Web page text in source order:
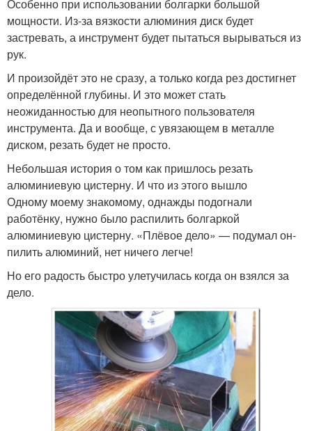
Особенно при использовании болгарки большой
мощности. Из-за вязкости алюминия диск будет
застревать, а инструмент будет пытаться вырываться из
рук.
И произойдёт это не сразу, а только когда рез достигнет
определённой глубины. И это может стать
неожиданностью для неопытного пользователя
инструмента. Да и вообще, с увязающем в металле
диском, резать будет не просто.
Небольшая история о том как пришлось резать
алюминиевую цистерну. И что из этого вышло
Одному моему знакомому, однажды подогнали
работёнку, нужно было распилить болгаркой
алюминиевую цистерну. «Плёвое дело» — подумал он-
пилить алюминий, нет ничего легче!
Но его радость быстро улетучилась когда он взялся за
дело.